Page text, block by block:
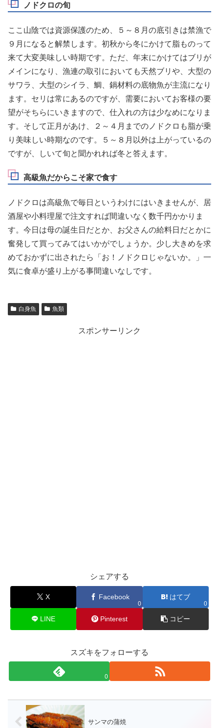
ノドクロの旬
ここ山陰では資源保護のため、５～８月の底引きは禁漁で
９月になると解禁します。初秋から冬にかけて脂ものって
来て大変美味しい時期です。ただ、年末にかけてはブリが
メインになり、漁連の取引においても天然ブリや、大型の
サワラ、大型のシイラ、鯛、鍋材料の底物魚が主流になり
ます。セリは常にあるのですが、需要においてお客様の要
望がそちらにいきますので、仕入れの方は少なめになりま
す。そして正月があけ、２～４月までのノドクロも脂が乗
り美味しい時期なのです。５～８月以外は上がっているの
ですが、しいて旬と聞かれれば冬と答えます。
高級魚だからこそ家で食す
ノドクロは高級魚で毎日というわけにはいきませんが、居
酒屋や小料理屋で注文すれば間違いなく数千円かかりま
す。今日は母の誕生日だとか、お父さんの給料日だとかに
奮発して買ってみてはいかがでしょうか。少し大きめを求
めておかずに出されたら「お！ノドクロじゃないか。」一
気に食卓が盛り上がる事間違いなしです。
白身魚 魚類
スポンサーリンク
シェアする
X Facebook
0
はてブ
0
LINE Pinterest コピー
スズキをフォローする
0
サンマの蒲焼